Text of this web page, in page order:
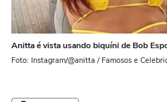
Anitta é vista usando biquíni de Bob
Foto: Instagram/@anitta / Famosos e